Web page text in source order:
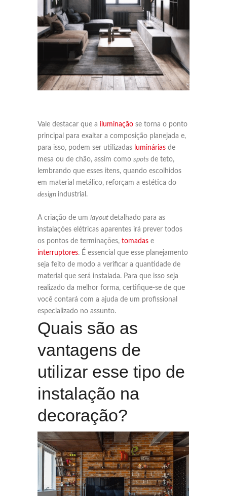
Vale destacar que a iluminação se torna o ponto
principal para exaltar a composição planejada e,
para isso, podem ser utilizadas luminárias de
mesa ou de chão, assim como spots de teto,
lembrando que esses itens, quando escolhidos
em material metálico, reforçam a estética do
design industrial.
A criação de um layout detalhado para as
instalações elétricas aparentes irá prever todos
os pontos de terminações, tomadas e
interruptores. É essencial que esse planejamento
seja feito de modo a verificar a quantidade de
material que será instalada. Para que isso seja
realizado da melhor forma, certifique-se de que
você contará com a ajuda de um profissional
especializado no assunto.
Quais são as
vantagens de
utilizar esse tipo de
instalação na
decoração?